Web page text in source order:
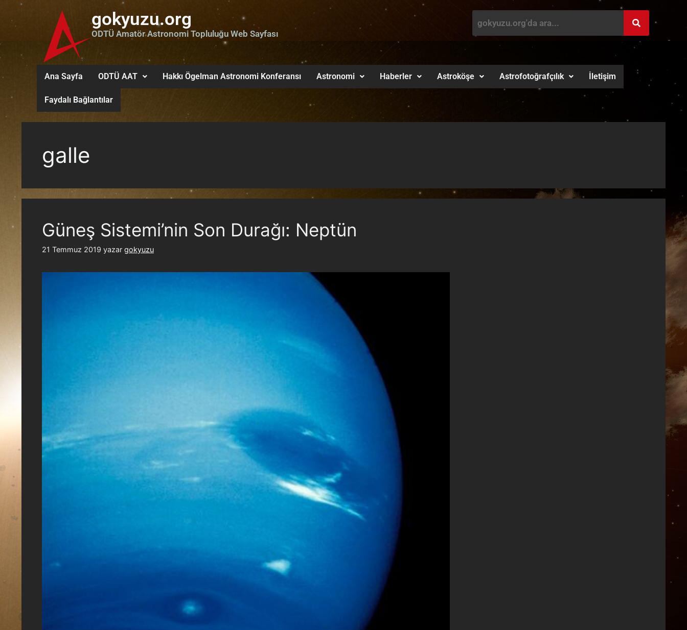
gokyuzu.org
ODTÜ Amatör Astronomi Topluluğu Web Sayfası
Ana Sayfa ODTÜ AAT Hakkı Ögelman Astronomi Konferansı Astronomi Haberler Astroköşe Astrofotoğrafçılık İletişim
Faydalı Bağlantılar
galle
Güneş Sistemi’nin Son Durağı: Neptün
21 Temmuz 2019 yazar gokyuzu